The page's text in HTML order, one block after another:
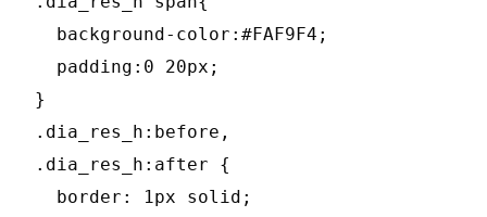
  background-color:#FAF9F4;
  padding:0 20px;
}
.dia_res_h:before,
.dia_res_h:after {
  border: 1px solid;